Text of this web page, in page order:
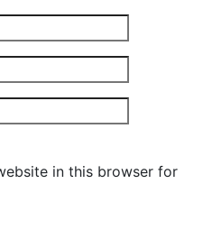
in this browser for